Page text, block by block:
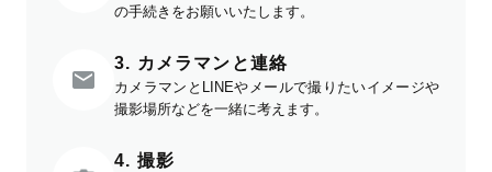
の手続きをお願いいたします。
3. カメラマンと連絡
カメラマンとLINEやメールで撮りたいイメージや
撮影場所などを一緒に考えます。
4. 撮影